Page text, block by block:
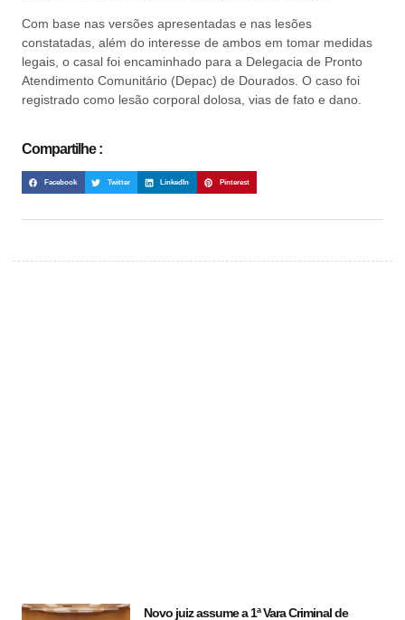
Com base nas versões apresentadas e nas lesões
constatadas, além do interesse de ambos em tomar medidas
legais, o casal foi encaminhado para a Delegacia de Pronto
Atendimento Comunitário (Depac) de Dourados. O caso foi
registrado como lesão corporal dolosa, vias de fato e dano.
Compartilhe :
Facebook Twitter LinkedIn Pinterest
Novo juiz assume a 1ª Vara Criminal de